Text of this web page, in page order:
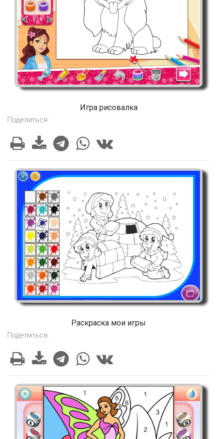
Игра рисовалка
Поделиться:
Раскраска мои игры
Поделиться: